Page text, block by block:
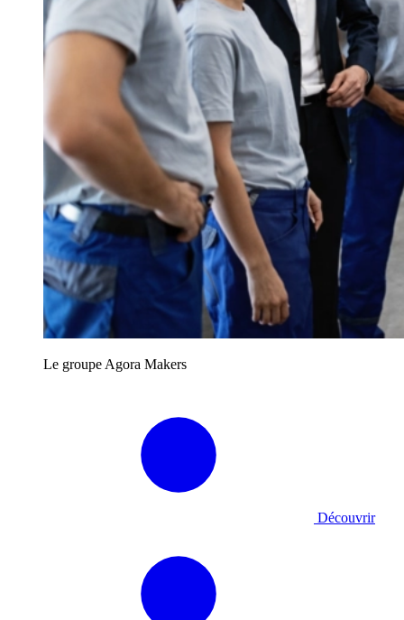
Le groupe Agora Makers
Découvrir